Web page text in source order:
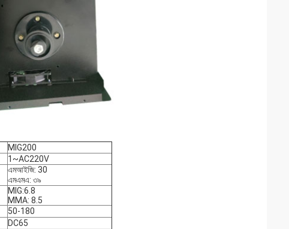
MIG200
1~AC220V
এমআইজি: 30
এমএমএ: ৩৯
MIG:6.8
MMA: 8.5
50-180
DC65